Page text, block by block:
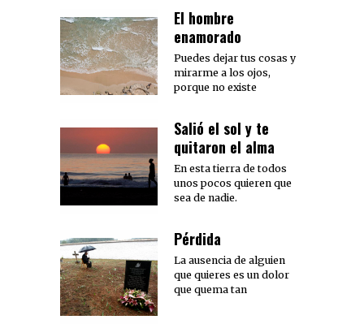
El hombre
enamorado
Puedes dejar tus cosas y
mirarme a los ojos,
porque no existe
Salió el sol y te
quitaron el alma
En esta tierra de todos
unos pocos quieren que
sea de nadie.
Pérdida
La ausencia de alguien
que quieres es un dolor
que quema tan